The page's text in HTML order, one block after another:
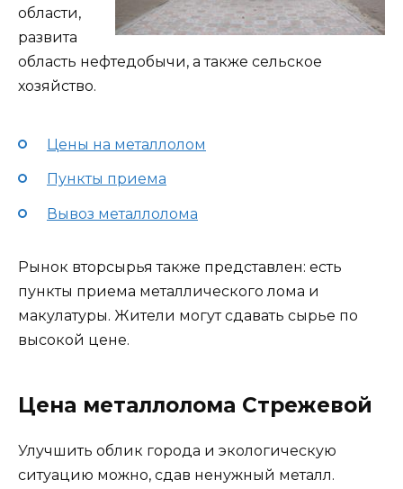
области,
развита
область нефтедобычи, а также сельское
хозяйство.
Цены на металлолом
Пункты приема
Вывоз металлолома
Рынок вторсырья также представлен: есть
пункты приема металлического лома и
макулатуры. Жители могут сдавать сырье по
высокой цене.
Цена металлолома Стрежевой
Улучшить облик города и экологическую
ситуацию можно, сдав ненужный металл.